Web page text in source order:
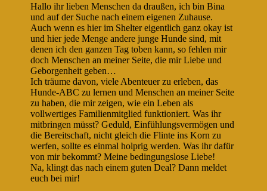
Hallo ihr lieben Menschen da draußen, ich bin Bina
und auf der Suche nach einem eigenen Zuhause.
Auch wenn es hier im Shelter eigentlich ganz okay ist
und hier jede Menge andere junge Hunde sind, mit
denen ich den ganzen Tag toben kann, so fehlen mir
doch Menschen an meiner Seite, die mir Liebe und
Geborgenheit geben…
Ich träume davon, viele Abenteuer zu erleben, das
Hunde-ABC zu lernen und Menschen an meiner Seite
zu haben, die mir zeigen, wie ein Leben als
vollwertiges Familienmitglied funktioniert. Was ihr
mitbringen müsst? Geduld, Einfühlungsvermögen und
die Bereitschaft, nicht gleich die Flinte ins Korn zu
werfen, sollte es einmal holprig werden. Was ihr dafür
von mir bekommt? Meine bedingungslose Liebe!
Na, klingt das nach einem guten Deal? Dann meldet
euch bei mir!